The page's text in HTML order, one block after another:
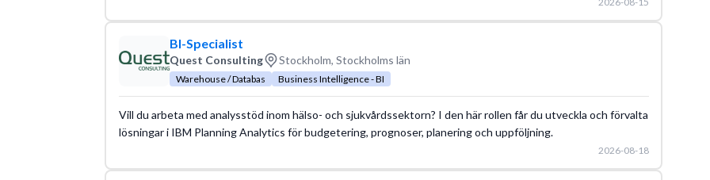
BI-Specialist
Quest Consulting Stockholm, Stockholms län
Warehouse / Databas Business Intelligence - BI
Vill du arbeta med analysstöd inom hälso- och sjukvårdssektorn? I den här rollen får du utveckla och förvalta
lösningar i IBM Planning Analytics för budgetering, prognoser, planering och uppföljning.
2026-08-18